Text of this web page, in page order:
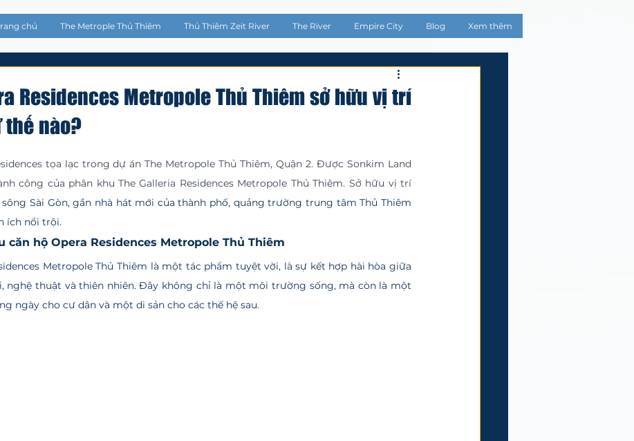
chủ The Metrople Thủ Thiêm Thủ Thiêm Zeit River The River Empire City Blog Xem thêm
Residences Metropole Thủ Thiêm sở hữu vị trí
nào?
công của phân khu The Galleria Residences Metropole Thủ Thiêm. Sở hữu vị trí
Sài Gòn, gần nhà hát mới của thành phố, quảng trường trung tâm Thủ Thiêm
ích nổi trội.
căn hộ Opera Residences Metropole Thủ Thiêm
nghệ thuật và thiên nhiên. Đây không chỉ là một môi trường sống, mà còn là một
ngày cho cư dân và một di sản cho các thế hệ sau.